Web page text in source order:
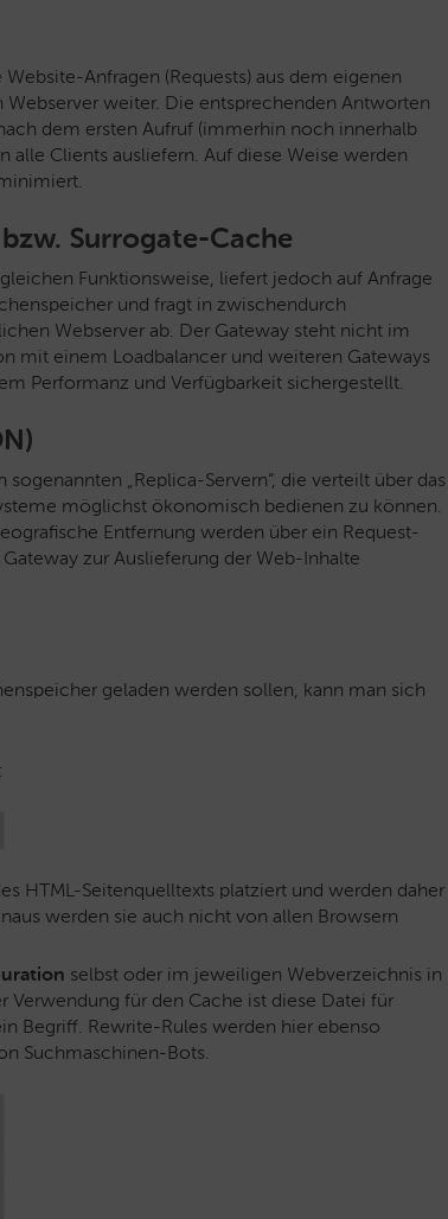
Anfragen (Requests) aus dem eigenen
weiter. Die entsprechenden Antworten
dem ersten Aufruf (immerhin noch innerhalb
alle Clients ausliefern. Auf diese Weise werden
Surrogate-Cache
Funktionsweise, liefert jedoch auf Anfrage
und fragt in zwischendurch
Webserver ab. Der Gateway steht nicht im
mit einem Loadbalancer und weiteren Gateways
Performanz und Verfügbarkeit sichergestellt.
„Replica-Servern“, die verteilt über das
möglichst ökonomisch bedienen zu können.
Entfernung werden über ein Request-
zur Auslieferung der Web-Inhalte
geladen werden sollen, kann man sich
HTML-Seitenquelltexts platziert und werden daher
werden sie auch nicht von allen Browsern
selbst oder im jeweiligen Webverzeichnis in
Verwendung für den Cache ist diese Datei für
Begriff. Rewrite-Rules werden hier ebenso
Suchmaschinen-Bots.